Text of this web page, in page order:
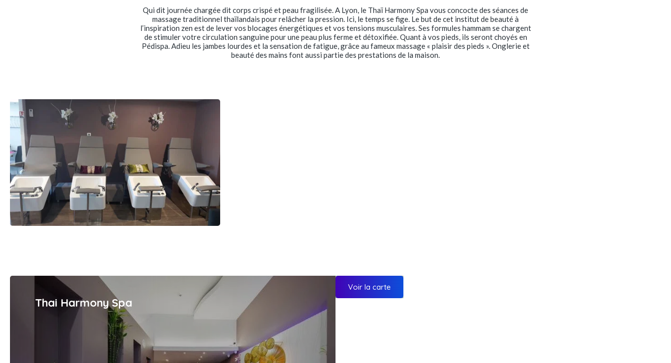
Qui dit journée chargée dit corps crispé et peau fragilisée. A Lyon, le Thaï Harmony Spa vous concocte des séances de
massage traditionnel thaïlandais pour relâcher la pression. Ici, le temps se fige. Le but de cet institut de beauté à
l’inspiration zen est de lever vos blocages énergétiques et vos tensions musculaires. Ses formules hammam se chargent
de stimuler votre circulation sanguine pour une peau plus ferme et détoxifiée. Quant à vos pieds, ils seront choyés en
Pédispa. Adieu les jambes lourdes et la sensation de fatigue, grâce au fameux massage « plaisir des pieds ». Onglerie et
beauté des mains font aussi partie des prestations de la maison.
Thai Harmony Spa
Voir la carte